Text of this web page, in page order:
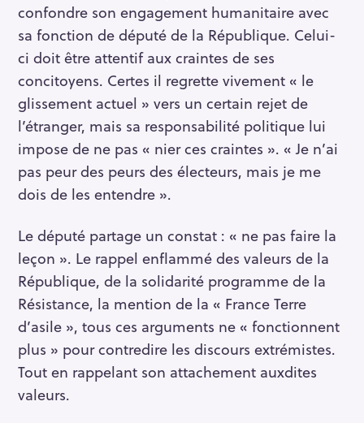
confondre son engagement humanitaire avec
sa fonction de député de la République. Celui-
ci doit être attentif aux craintes de ses
concitoyens. Certes il regrette vivement « le
glissement actuel » vers un certain rejet de
l’étranger, mais sa responsabilité politique lui
impose de ne pas « nier ces craintes ». « Je n’ai
pas peur des peurs des électeurs, mais je me
dois de les entendre ».
Le député partage un constat : « ne pas faire la
leçon ». Le rappel enflammé des valeurs de la
République, de la solidarité programme de la
Résistance, la mention de la « France Terre
d’asile », tous ces arguments ne « fonctionnent
plus » pour contredire les discours extrémistes.
Tout en rappelant son attachement auxdites
valeurs.